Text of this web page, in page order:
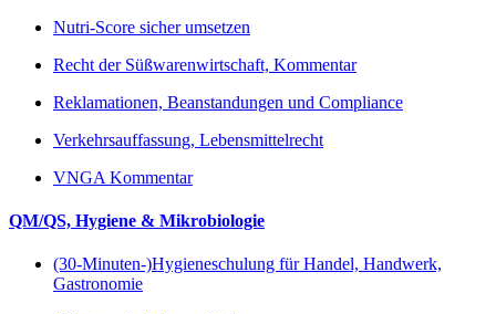
Nutri-Score sicher umsetzen
Recht der Süßwarenwirtschaft, Kommentar
Reklamationen, Beanstandungen und Compliance
Verkehrsauffassung, Lebensmittelrecht
VNGA Kommentar
QM/QS, Hygiene & Mikrobiologie
(30-Minuten-)Hygieneschulung für Handel, Handwerk,
Gastronomie